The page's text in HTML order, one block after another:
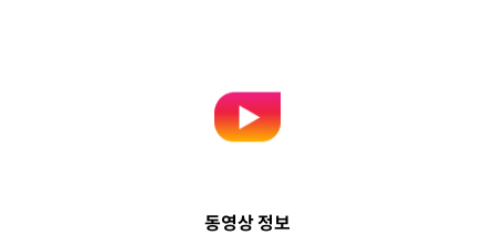
동영상 정보